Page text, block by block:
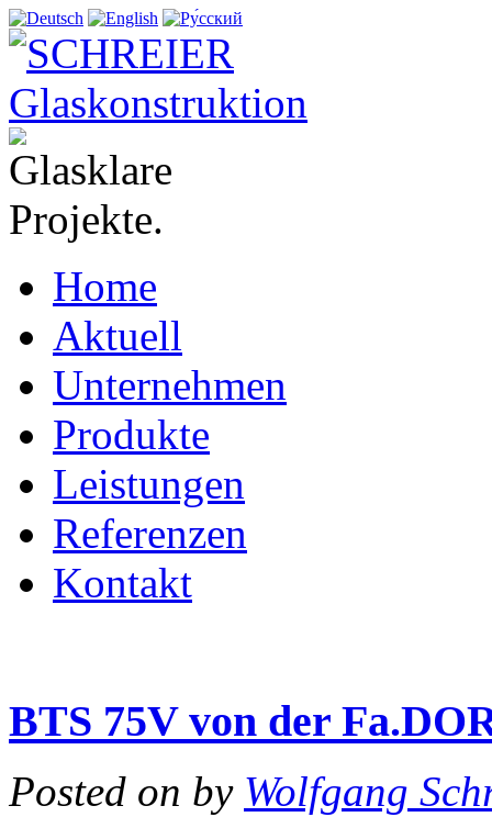
Home
Aktuell
Unternehmen
Produkte
Leistungen
Referenzen
Kontakt
BTS 75V von der
Posted on by Wolfgang